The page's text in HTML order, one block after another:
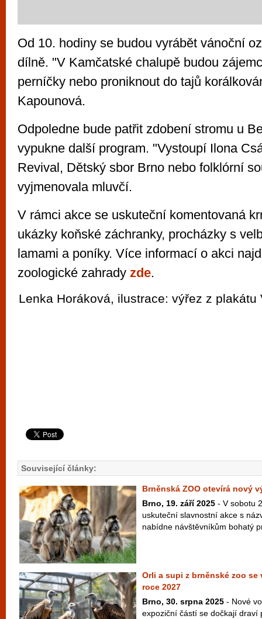
Od 10. hodiny se budou vyrábět vánoční
dílně. "V Kamčatské chalupě budou
perníčky nebo proniknout do tajů
Kapounová.
Odpoledne bude patřit zdobení stromu u
vypukne další program. "Vystoupí Ilona
Revival, Dětský sbor Brno nebo folklórní
vyjmenovala mluvčí.
V rámci akce se uskuteční komentovaná
ukázky koňské záchranky, procházky s
lamami a poníky. Více informací o akci
zoologické zahrady zde.
Lenka Horáková, ilustrace: výřez z plakátu
Související články:
Brněnská ZOO otevírá nový
Brno, 19. září 2025 - V sobotu
uskuteční slavnostní akce s
nabídne návštěvníkům bohatý
Orli a supi z brněnské zoo
roce 2027
Brno, 30. srpna 2025 - Nové
expoziční částí se dočkají draví